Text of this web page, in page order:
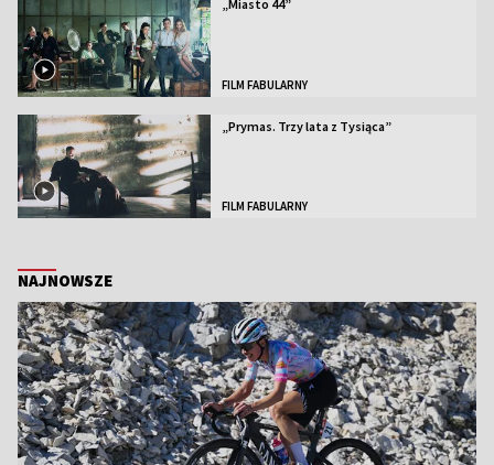
„Miasto 44”
FILM FABULARNY
„Prymas. Trzy lata z Tysiąca”
FILM FABULARNY
NAJNOWSZE